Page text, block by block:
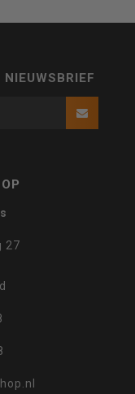
27